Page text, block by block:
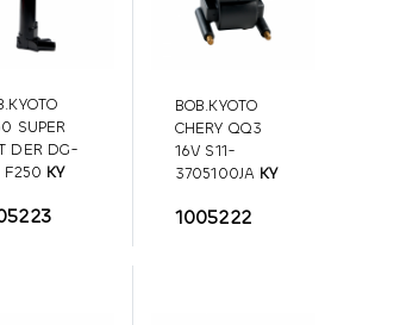
SUPER
DER DG-
F250 KY
BOB.KYOTO
CHERY QQ3
16V S11-
3705100JA KY
1005222